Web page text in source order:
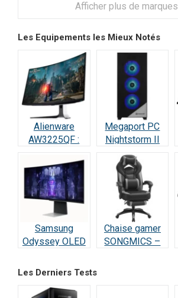
Afficher plus de marques
Les Equipements les Mieux Notés
Alienware
AW3225QF :
Gaming QD-
OLED 4K 240Hz
Megaport PC
Nightstorm II
Intel Core i9 :
Test et Avis
Samsung
Odyssey OLED
Performant –
Chaise gamer
SONGMICS –
Les Derniers Tests